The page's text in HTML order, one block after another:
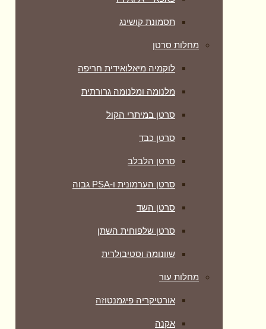
תסמונת קושינג
מחלות סרטן
לוקמיה מיאלואידית חריפה
מלנומה ומלנומה גרורתית
סרטן במיתרי הקול
סרטן כבד
סרטן הלבלב
סרטן הערמונית ו-PSA גבוה
סרטן השד
סרטן שלפוחית השתן
שוונומה וסטיבולרית
מחלות עור
אורטיקריה פיגמנטוזה
אקנה